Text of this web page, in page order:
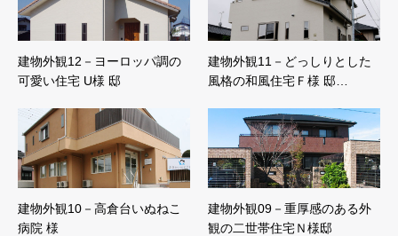
建物外観12－ヨーロッパ調の
可愛い住宅 U様 邸
建物外観11－どっしりとした
風格の和風住宅Ｆ様 邸…
建物外観10－高倉台いぬねこ
病院 様
建物外観09－重厚感のある外
観の二世帯住宅Ｎ様邸